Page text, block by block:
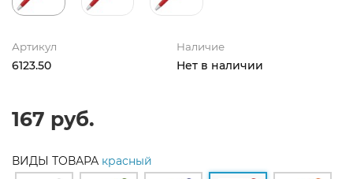
Артикул
6123.50
Наличие
Нет в наличии
167 руб.
ВИДЫ ТОВАРА красный